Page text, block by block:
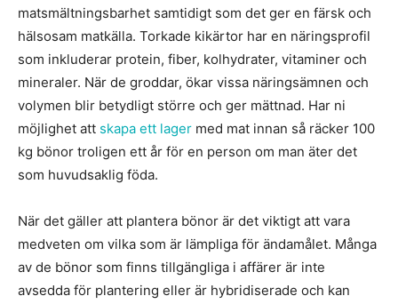
matsmältningsbarhet samtidigt som det ger en färsk och
hälsosam matkälla. Torkade kikärtor har en näringsprofil
som inkluderar protein, fiber, kolhydrater, vitaminer och
mineraler. När de groddar, ökar vissa näringsämnen och
volymen blir betydligt större och ger mättnad. Har ni
möjlighet att skapa ett lager med mat innan så räcker 100
kg bönor troligen ett år för en person om man äter det
som huvudsaklig föda.
När det gäller att plantera bönor är det viktigt att vara
medveten om vilka som är lämpliga för ändamålet. Många
av de bönor som finns tillgängliga i affärer är inte
avsedda för plantering eller är hybridiserade och kan